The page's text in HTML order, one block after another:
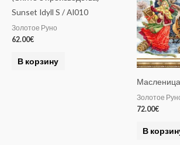
Sunset Idyll S / AI010
Золотое Руно
62.00€
В корзину
Золотое
72.00€
В